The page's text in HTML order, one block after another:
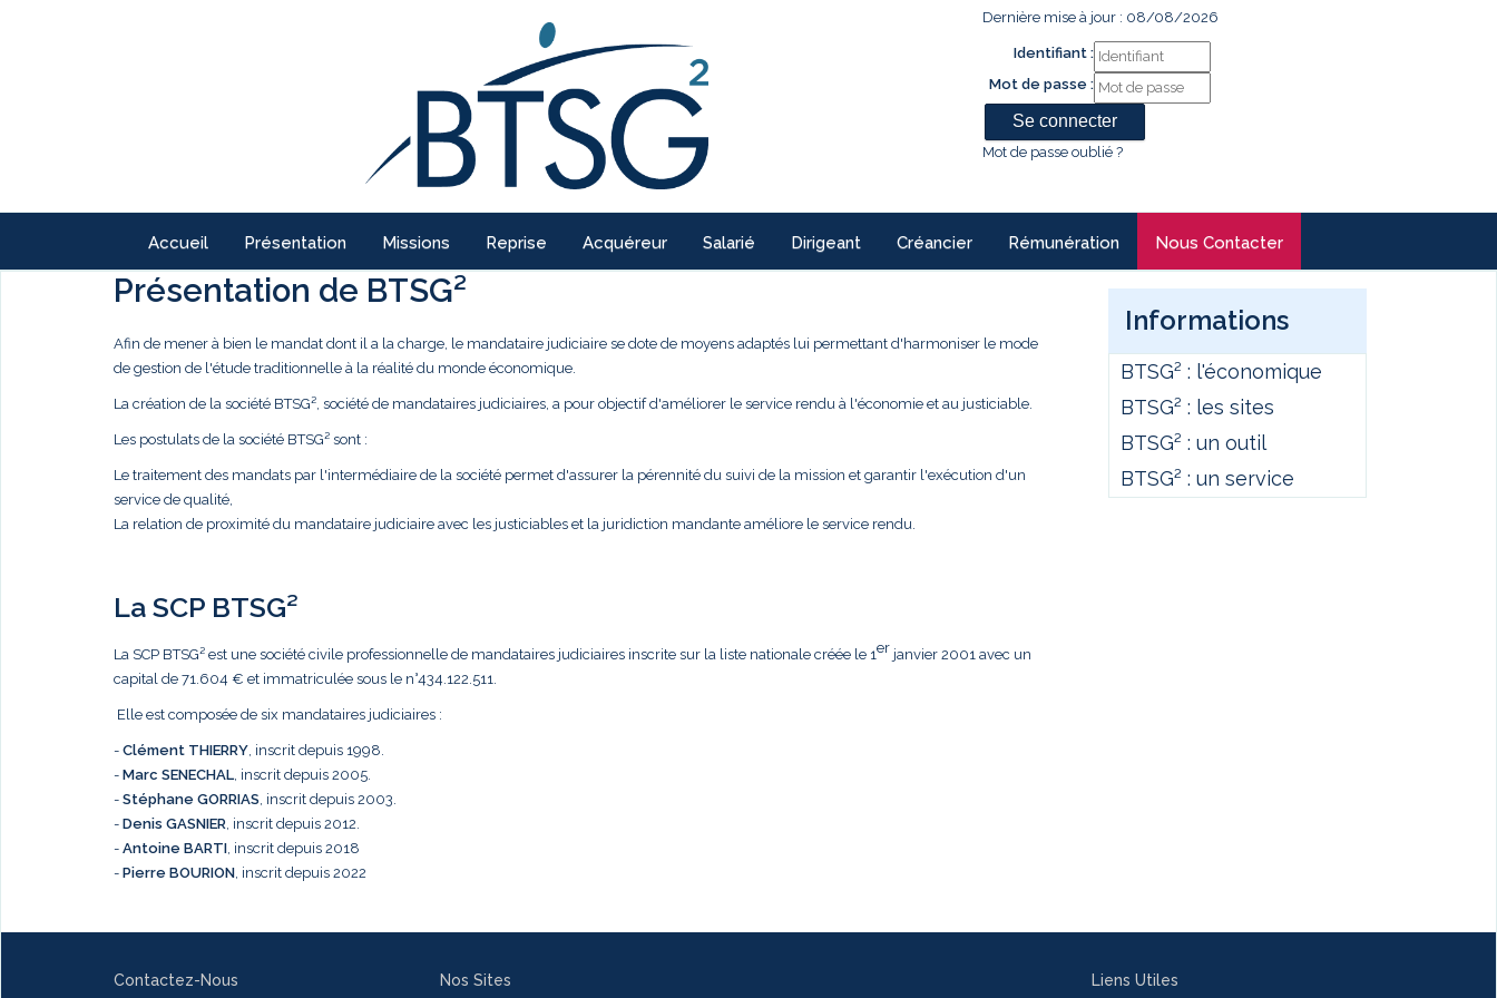
Dernière mise à jour : 08/08/2026
Identifiant :
Mot de passe :
Mot de passe oublié ?
Accueil Présentation Missions Reprise Acquéreur Salarié Dirigeant Créancier Rémunération Nous Contacter
Présentation de BTSG²
Afin de mener à bien le mandat dont il a la charge, le mandataire judiciaire se dote de moyens adaptés lui permettant d'harmoniser le mode
de gestion de l'étude traditionnelle à la réalité du monde économique.
La création de la société BTSG², société de mandataires judiciaires, a pour objectif d'améliorer le service rendu à l'économie et au justiciable.
Les postulats de la société BTSG² sont :
Le traitement des mandats par l'intermédiaire de la société permet d'assurer la pérennité du suivi de la mission et garantir l'exécution d'un
service de qualité,
La relation de proximité du mandataire judiciaire avec les justiciables et la juridiction mandante améliore le service rendu.
La SCP BTSG²
La SCP BTSG² est une société civile professionnelle de mandataires judiciaires inscrite sur la liste nationale créée le 1er janvier 2001 avec un
capital de 71.604 € et immatriculée sous le n°434.122.511.
Elle est composée de six mandataires judiciaires :
- Clément THIERRY, inscrit depuis 1998.
- Marc SENECHAL, inscrit depuis 2005.
- Stéphane GORRIAS, inscrit depuis 2003.
- Denis GASNIER, inscrit depuis 2012.
- Antoine BARTI, inscrit depuis 2018
- Pierre BOURION, inscrit depuis 2022
Informations
BTSG² : l'économique
BTSG² : les sites
BTSG² : un outil
BTSG² : un service
Contactez-Nous Nos Sites Liens Utiles